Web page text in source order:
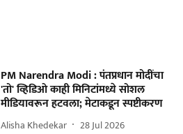
PM Narendra Modi : पंतप्रधान मोदींचा
'तो' व्हिडिओ काही मिनिटांमध्ये सोशल
मीडियावरून हटवला; मेटाकडून स्पष्टीकरण
Alisha Khedekar 28 Jul 2026